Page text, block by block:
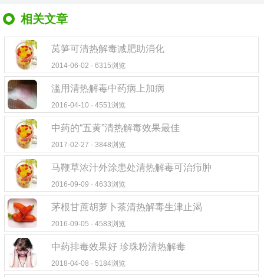
相关文章
莴笋可清热解毒减肥助消化
2014-06-02 · 6315浏览
滥用清热解毒中药病上加病
2016-04-10 · 4551浏览
中药的“五黄”清热解毒效果最佳
2017-02-27 · 3848浏览
马鞭草浓汁外涂患处清热解毒可治疖肿
2016-09-09 · 4633浏览
茅根甘蔗胡萝卜茶清热解毒生津止渴
2016-09-05 · 4583浏览
中药排毒效果好 珍珠粉清热解毒
2018-04-08 · 5184浏览